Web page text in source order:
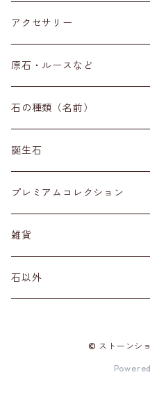
アクセサリー
ブレスレット
イヤリング・ピアス
ネックレス・ペンダントトップ
リング
材質
プラチナ
その他アクセサリー
原石・ルースなど
原石
丸玉
標本
磨き石
ルース
石の種類（名前）
ア行
アイオライト
アクアマリン
カ行
カーネリアン
カイヤナイト
サ行
サファイア
タ行
誕生石
１月
２月
３月
プレミアムコレクション
雑貨
天然石雑貨
石以外
© ストーンシ